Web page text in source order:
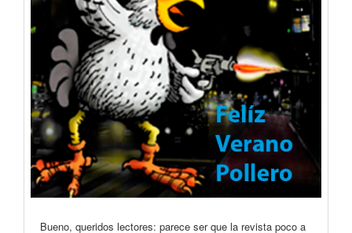
Bueno, queridos lectores: parece ser que la revista poco a